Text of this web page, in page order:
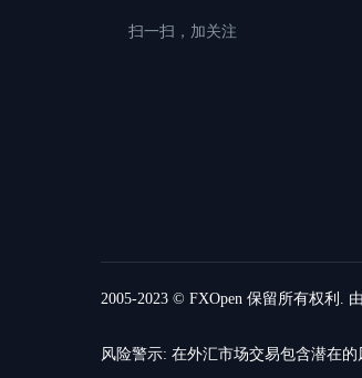
扫一扫，加关注
2005-2023 © FXOpen 保留所有权利.
风险警示: 在外汇市场交易包含潜在